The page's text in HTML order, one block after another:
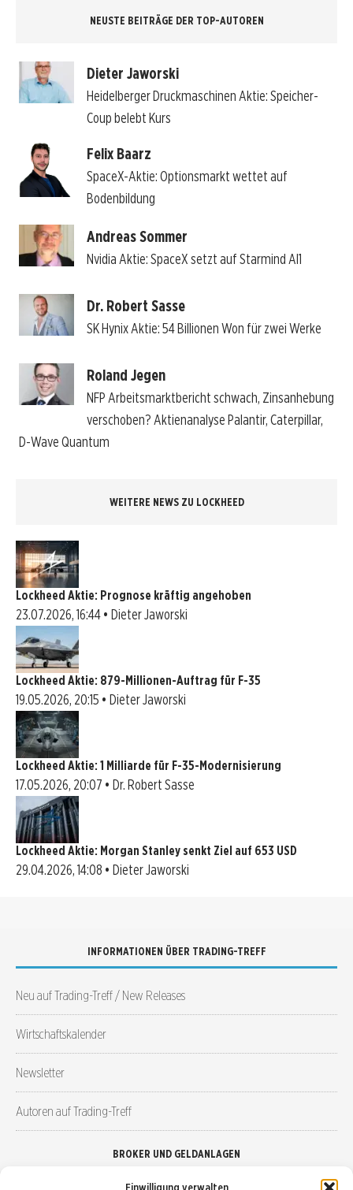
NEUSTE BEITRÄGE DER TOP-AUTOREN
Dieter Jaworski
Heidelberger Druckmaschinen Aktie: Speicher-
Coup belebt Kurs
Felix Baarz
SpaceX-Aktie: Optionsmarkt wettet auf
Bodenbildung
Andreas Sommer
Nvidia Aktie: SpaceX setzt auf Starmind AI1
Dr. Robert Sasse
SK Hynix Aktie: 54 Billionen Won für zwei Werke
Roland Jegen
NFP Arbeitsmarktbericht schwach, Zinsanhebung
verschoben? Aktienanalyse Palantir, Caterpillar,
D-Wave Quantum
WEITERE NEWS ZU LOCKHEED
Lockheed Aktie: Prognose kräftig angehoben
23.07.2026, 16:44 • Dieter Jaworski
Lockheed Aktie: 879-Millionen-Auftrag für F-35
19.05.2026, 20:15 • Dieter Jaworski
Lockheed Aktie: 1 Milliarde für F-35-Modernisierung
17.05.2026, 20:07 • Dr. Robert Sasse
Lockheed Aktie: Morgan Stanley senkt Ziel auf 653 USD
29.04.2026, 14:08 • Dieter Jaworski
INFORMATIONEN ÜBER TRADING-TREFF
Neu auf Trading-Treff / New Releases
Wirtschaftskalender
Newsletter
Autoren auf Trading-Treff
BROKER UND GELDANLAGEN